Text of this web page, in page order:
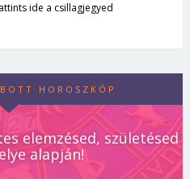
ide a csillagjegyed
HOROSZKÓP
elemzésed, születésed
alapján!